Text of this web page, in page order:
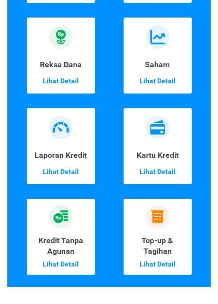
Reksa Dana
Lihat Detail
Saham
Lihat Detail
Laporan Kredit
Lihat Detail
Kartu Kredit
Lihat Detail
Kredit Tanpa
Agunan
Lihat Detail
Top-up &
Tagihan
Lihat Detail